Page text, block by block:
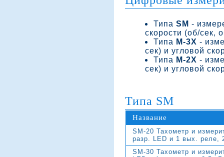
Типа SM -
скорости (об/сек,
Типа M-3X -
сек) и угловой
Типа M-2X -
сек) и угловой
Типа SM
Название
SM-20 Тахометр и
разр. LED и 1 вых. реле,
SM-30 Тахометр и